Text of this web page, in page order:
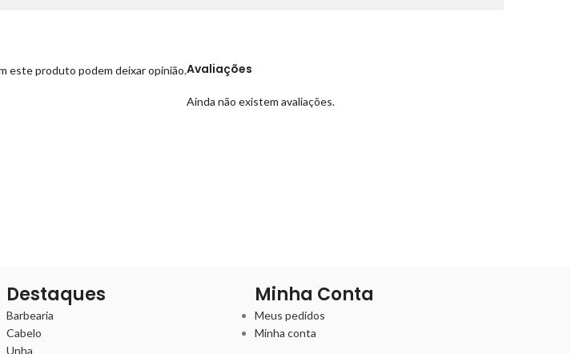
Avaliações
Ainda não existem avaliações.
este produto podem deixar opinião.
Destaques
Barbearia
Cabelo
Unha
Minha Conta
Meus pedidos
Minha conta